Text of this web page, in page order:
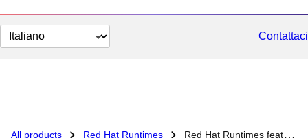
Cambia
lingua
Contattaci
All products Red Hat Runtimes Red Hat Runtimes features and benefits